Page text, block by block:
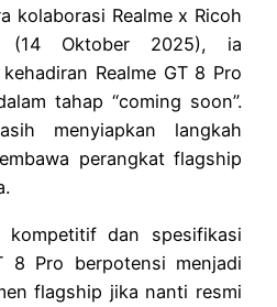
kolaborasi Realme x Ricoh
(14 Oktober 2025), ia
Realme GT 8 Pro
tahap “coming soon”.
menyiapkan langkah
perangkat flagship
kompetitif dan spesifikasi
8 Pro berpotensi menjadi
flagship jika nanti resmi